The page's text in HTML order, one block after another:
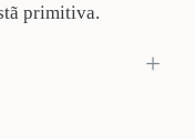
primitiva.
Veja também Sl 110:1;